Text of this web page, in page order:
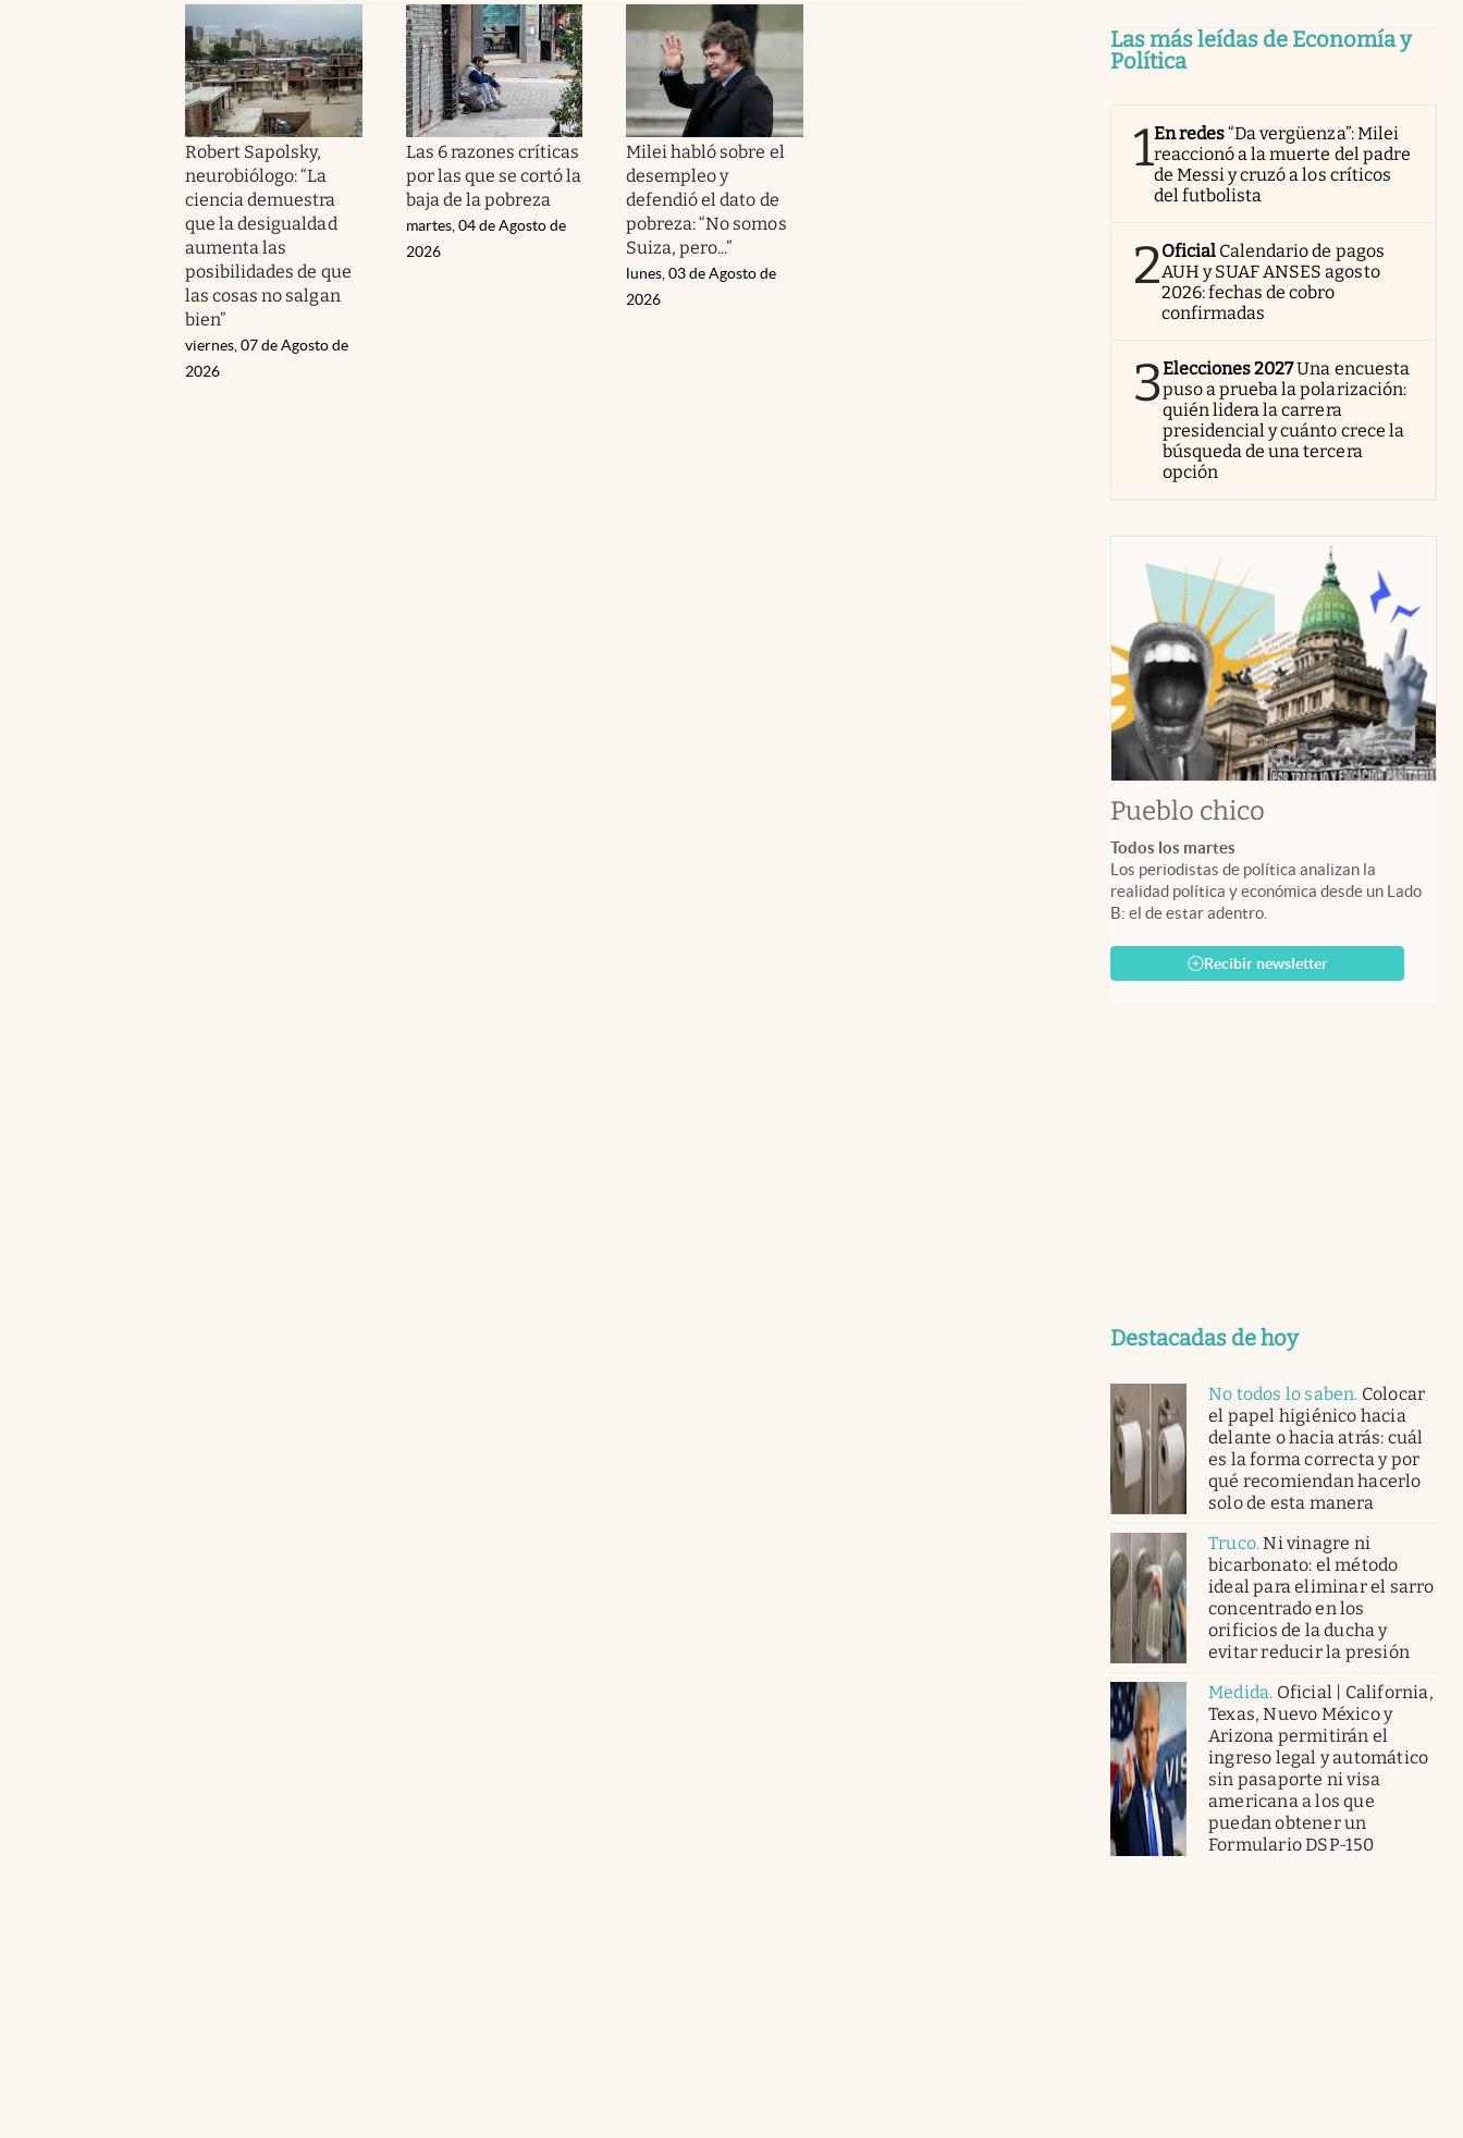
Robert Sapolsky,
neurobiólogo: “La
ciencia demuestra
que la desigualdad
aumenta las
posibilidades de que
las cosas no salgan
bien”
viernes, 07 de Agosto de
2026
Las 6 razones críticas
por las que se cortó la
baja de la pobreza
martes, 04 de Agosto de
2026
Milei habló sobre el
desempleo y
defendió el dato de
pobreza: “No somos
Suiza, pero...”
lunes, 03 de Agosto de
2026
Las más leídas de Economía y
Política
1En redes“Da vergüenza”: Milei
reaccionó a la muerte del padre
de Messi y cruzó a los críticos
del futbolista
2Oficial Calendario de pagos
AUH y SUAF ANSES agosto
2026: fechas de cobro
confirmadas
3Elecciones 2027Una encuesta
puso a prueba la polarización:
quién lidera la carrera
presidencial y cuánto crece la
búsqueda de una tercera
opción
Pueblo chico
Todos los martes
Los periodistas de política analizan la
realidad política y económica desde un Lado
B: el de estar adentro.
Recibir newsletter
Destacadas de hoy
No todos lo saben. Colocar
el papel higiénico hacia
delante o hacia atrás: cuál
es la forma correcta y por
qué recomiendan hacerlo
solo de esta manera
Truco.Ni vinagre ni
bicarbonato: el método
ideal para eliminar el sarro
concentrado en los
orificios de la ducha y
evitar reducir la presión
Medida. Oficial | California,
Texas, Nuevo México y
Arizona permitirán el
ingreso legal y automático
sin pasaporte ni visa
americana a los que
puedan obtener un
Formulario DSP-150